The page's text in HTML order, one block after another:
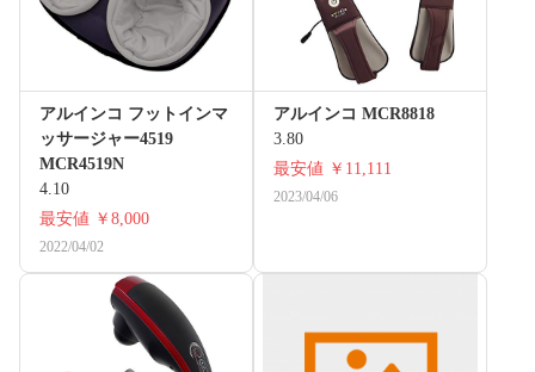
アルインコ フットインマ
ッサージャー4519
MCR4519N
4.10
最安値 ￥8,000
2022/04/02
アルインコ MCR8818
3.80
最安値 ￥11,111
2023/04/06